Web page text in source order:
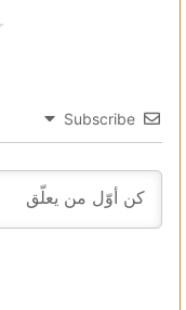
Subscribe